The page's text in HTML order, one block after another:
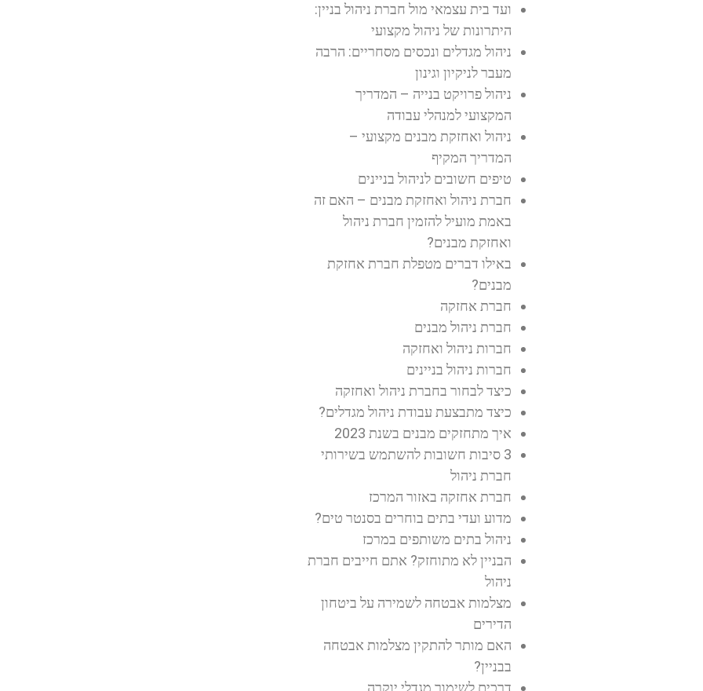
ועד בית עצמאי מול חברת ניהול בניין:
היתרונות של ניהול מקצועי
ניהול מגדלים ונכסים מסחריים: הרבה
מעבר לניקיון וגינון
ניהול פרויקט בנייה – המדריך
המקצועי למנהלי עבודה
ניהול ואחזקת מבנים מקצועי –
המדריך המקיף
טיפים חשובים לניהול בניינים
חברת ניהול ואחזקת מבנים – האם זה
באמת מועיל להזמין חברת ניהול
ואחזקת מבנים?
באילו דברים מטפלת חברת אחזקת
מבנים?
חברת אחזקה
חברת ניהול מבנים
חברות ניהול ואחזקה
חברות ניהול בניינים
כיצד לבחור בחברת ניהול ואחזקה
כיצד מתבצעת עבודת ניהול מגדלים?
איך מתחזקים מבנים בשנת 2023
3 סיבות חשובות להשתמש בשירותי
חברת ניהול
חברת אחזקה באזור המרכז
מדוע ועדי בתים בוחרים בסנטר טים?
ניהול בתים משותפים במרכז
הבניין לא מתוחזק? אתם חייבים חברת
ניהול
מצלמות אבטחה לשמירה על ביטחון
הדירים
האם מותר להתקין מצלמות אבטחה
בבניין?
דרכים לשימור מגדלי יוקרה